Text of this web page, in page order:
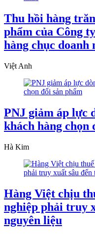
Thu hồi hàng
phẩm của Công
hàng chục doanh
Việt Anh
PNJ giảm áp lực
khách hàng chọn
Hà Kim
Hàng Việt chịu
nghiệp phải truy
nguyên liệu